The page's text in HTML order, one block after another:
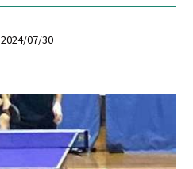
2024/07/30